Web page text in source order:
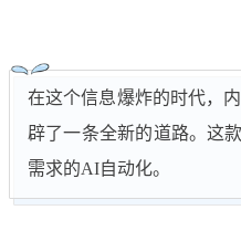
在这个信息爆炸的时代，
辟了一条全新的道路。这
需求的AI自动化。